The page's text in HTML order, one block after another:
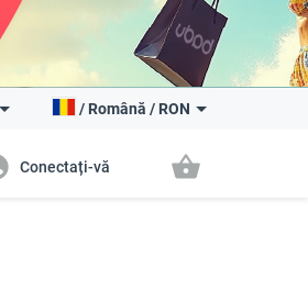
/ Română / RON
Conectați-vă shopping_basket